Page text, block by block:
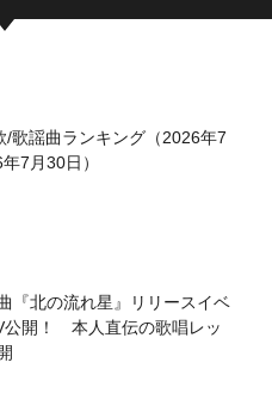
/歌謡曲ランキング（2026年7
7月30日）
『北の流れ星』リリースイベ
公開！ 本人直伝の歌唱レッ